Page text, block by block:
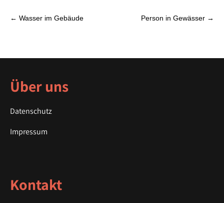
P
t
a
v
i
a
n
← Wasser im Gebäude Person in Gewässer →
Über uns
Datenschutz
Impressum
Kontakt